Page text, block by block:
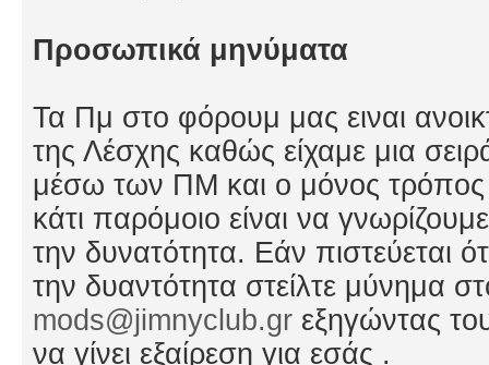
Προσωπικά μηνύματα
Τα Πμ στο φόρουμ μας ειναι
της Λέσχης καθώς είχαμε μια
μέσω των ΠΜ και ο μόνος τρόπος
κάτι παρόμοιο είναι να
την δυνατότητα. Εάν πιστεύεται
την δυαντότητα στείλτε μύνημα
mods@jimnyclub.gr εξηγώντας
να γίνει εξαίρεση για εσάς .